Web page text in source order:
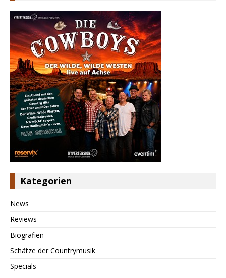
Kategorien
News
Reviews
Biografien
Schätze der Countrymusik
Specials